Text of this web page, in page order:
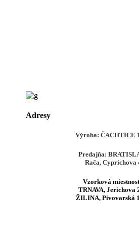
Adresy
Výroba: ČACHTICE
Predajňa:
Rača, Cyprichova
Vzorková
TRNAVA, Jerichova
ŽILINA, Pivovarská